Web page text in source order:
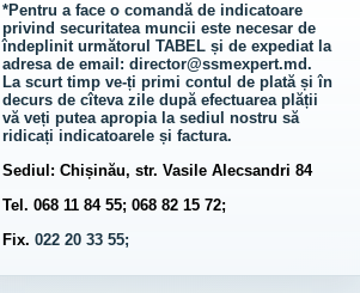
*Pentru a face o comandă de indicatoare
privind securitatea muncii este necesar de
îndeplinit următorul TABELși de expediat la
adresa de email: director@ssmexpert.md.
La scurt timp ve-ți primi contul de plată și în
decurs de cîteva zile după efectuarea plății
vă veți putea apropia la sediul nostru să
ridicați indicatoarele și factura.
Sediul: Chișinău, str. Vasile Alecsandri 84
Tel. 068 11 84 55; 068 82 15 72;
Fix. 022 20 33 55;